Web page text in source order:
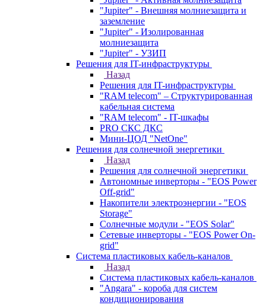
"Jupiter" - Внешняя молниезащита и
заземление
"Jupiter" - Изолированная
молниезащита
"Jupiter" - УЗИП
Решения для IT-инфраструктуры
Назад
Решения для IT-инфраструктуры
"RAM telecom" – Структурированная
кабельная система
"RAM telecom" - IT-шкафы
PRO СКС ДКС
Мини-ЦОД "NetOne"
Решения для солнечной энергетики
Назад
Решения для солнечной энергетики
Автономные инверторы - "EOS Power
Off-grid"
Накопители электроэнергии - "EOS
Storage"
Солнечные модули - "EOS Solar"
Сетевые инверторы - "EOS Power On-
grid"
Система пластиковых кабель-каналов
Назад
Система пластиковых кабель-каналов
"Angara" - короба для систем
кондиционирования